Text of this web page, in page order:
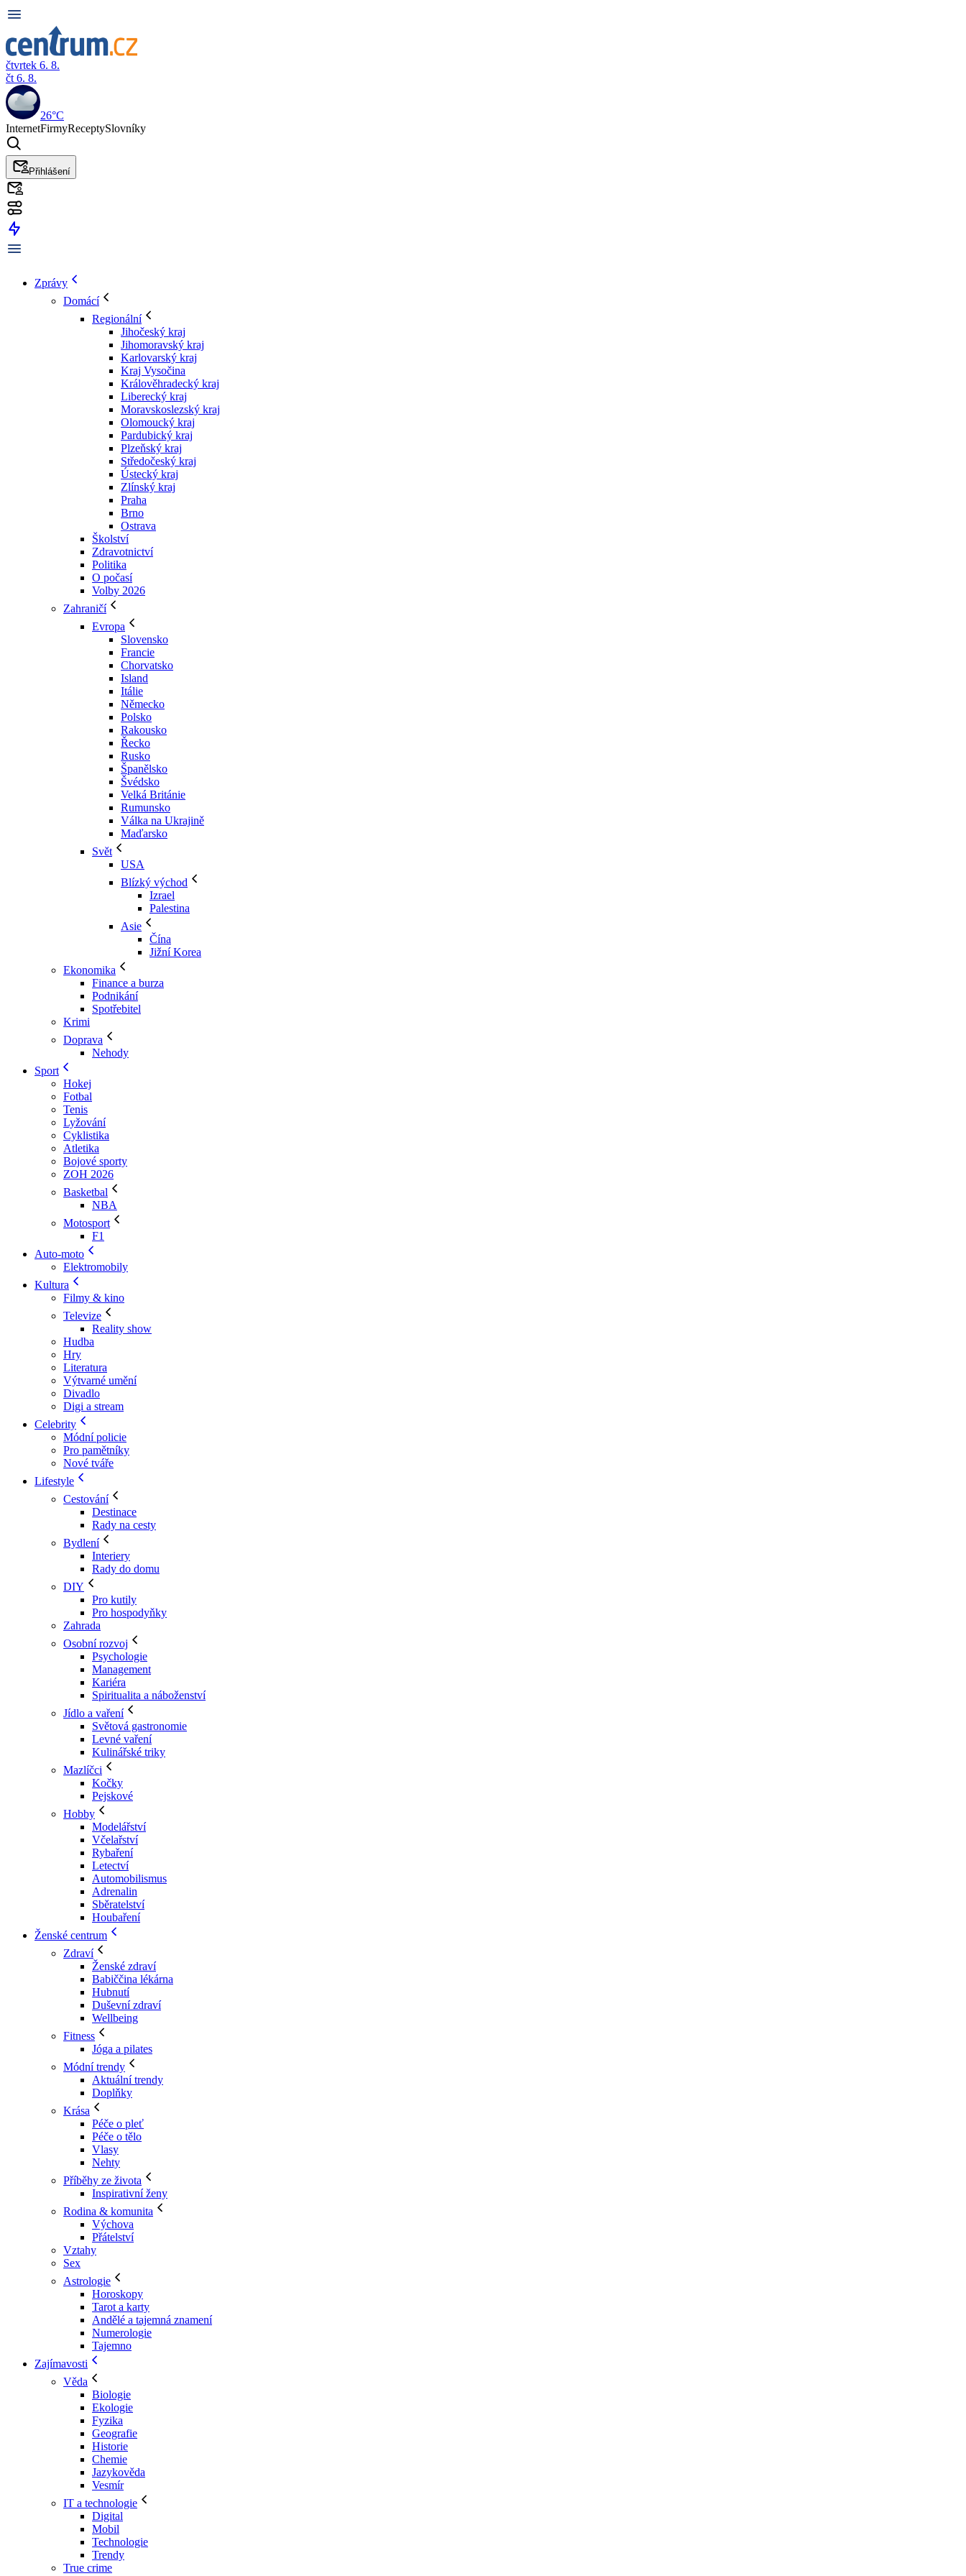
čtvrtek 6. 8.
čt 6. 8.
26°C
InternetFirmyReceptySlovníky
Přihlášení
Zprávy
Domácí
Regionální
Jihočeský kraj
Jihomoravský kraj
Karlovarský kraj
Kraj Vysočina
Králověhradecký kraj
Liberecký kraj
Moravskoslezský kraj
Olomoucký kraj
Pardubický kraj
Plzeňský kraj
Středočeský kraj
Ústecký kraj
Zlínský kraj
Praha
Brno
Ostrava
Školství
Zdravotnictví
Politika
O počasí
Volby 2026
Zahraničí
Evropa
Slovensko
Francie
Chorvatsko
Island
Itálie
Německo
Polsko
Rakousko
Řecko
Rusko
Španělsko
Švédsko
Velká Británie
Rumunsko
Válka na Ukrajině
Maďarsko
Svět
USA
Blízký východ
Izrael
Palestina
Asie
Čína
Jižní Korea
Ekonomika
Finance a burza
Podnikání
Spotřebitel
Krimi
Doprava
Nehody
Sport
Hokej
Fotbal
Tenis
Lyžování
Cyklistika
Atletika
Bojové sporty
ZOH 2026
Basketbal
NBA
Motosport
F1
Auto-moto
Elektromobily
Kultura
Filmy & kino
Televize
Reality show
Hudba
Hry
Literatura
Výtvarné umění
Divadlo
Digi a stream
Celebrity
Módní policie
Pro pamětníky
Nové tváře
Lifestyle
Cestování
Destinace
Rady na cesty
Bydlení
Interiery
Rady do domu
DIY
Pro kutily
Pro hospodyňky
Zahrada
Osobní rozvoj
Psychologie
Management
Kariéra
Spiritualita a náboženství
Jídlo a vaření
Světová gastronomie
Levné vaření
Kulinářské triky
Mazlíčci
Kočky
Pejskové
Hobby
Modelářství
Včelařství
Rybaření
Letectví
Automobilismus
Adrenalin
Sběratelství
Houbaření
Ženské centrum
Zdraví
Ženské zdraví
Babiččina lékárna
Hubnutí
Duševní zdraví
Wellbeing
Fitness
Jóga a pilates
Módní trendy
Aktuální trendy
Doplňky
Krása
Péče o pleť
Péče o tělo
Vlasy
Nehty
Příběhy ze života
Inspirativní ženy
Rodina & komunita
Výchova
Přátelství
Vztahy
Sex
Astrologie
Horoskopy
Tarot a karty
Andělé a tajemná znamení
Numerologie
Tajemno
Zajímavosti
Věda
Biologie
Ekologie
Fyzika
Geografie
Historie
Chemie
Jazykověda
Vesmír
IT a technologie
Digital
Mobil
Technologie
Trendy
True crime